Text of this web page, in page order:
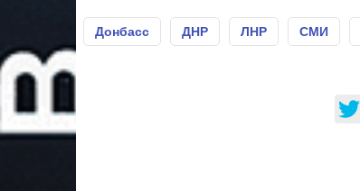
Донбасс ДНР ЛНР СМИ